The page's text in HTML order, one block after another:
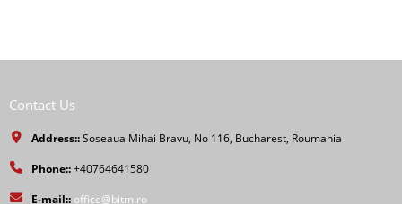
Contact Us
Address::Soseaua Mihai Bravu, No 116, Bucharest, Roumania
Phone::+40764641580
E-mail:: office@bitm.ro